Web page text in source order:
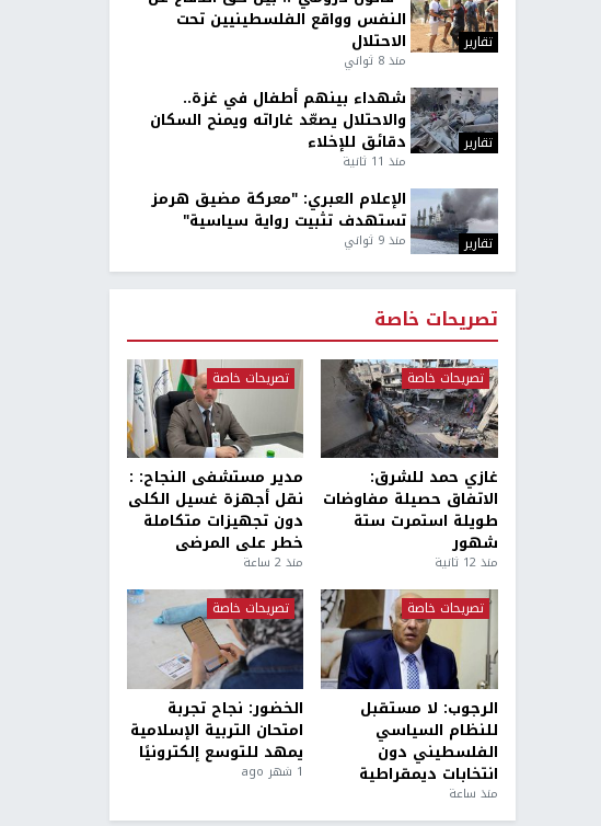
تقارير
النفس وواقع الفلسطينيين تحت
الاحتلال
منذ 8 ثواني
تقارير
شهداء بينهم أطفال في غزة..
والاحتلال يصعّد غاراته ويمنح السكان
دقائق للإخلاء
منذ 11 ثانية
تقارير
الإعلام العبري: "معركة مضيق هرمز
تستهدف تثبيت رواية سياسية"
منذ 9 ثواني
تصريحات خاصة
تصريحات خاصة
غازي حمد للشرق:
الاتفاق حصيلة مفاوضات
طويلة استمرت ستة
شهور
منذ 12 ثانية
تصريحات خاصة
مدير مستشفى النجاح: :
نقل أجهزة غسيل الكلى
دون تجهيزات متكاملة
خطر على المرضى
منذ 2 ساعة
تصريحات خاصة
الرجوب: لا مستقبل
للنظام السياسي
الفلسطيني دون
انتخابات ديمقراطية
منذ ساعة
تصريحات خاصة
الخضور: نجاح تجربة
امتحان التربية الإسلامية
يمهد للتوسع إلكترونيًا
1 شهر ago